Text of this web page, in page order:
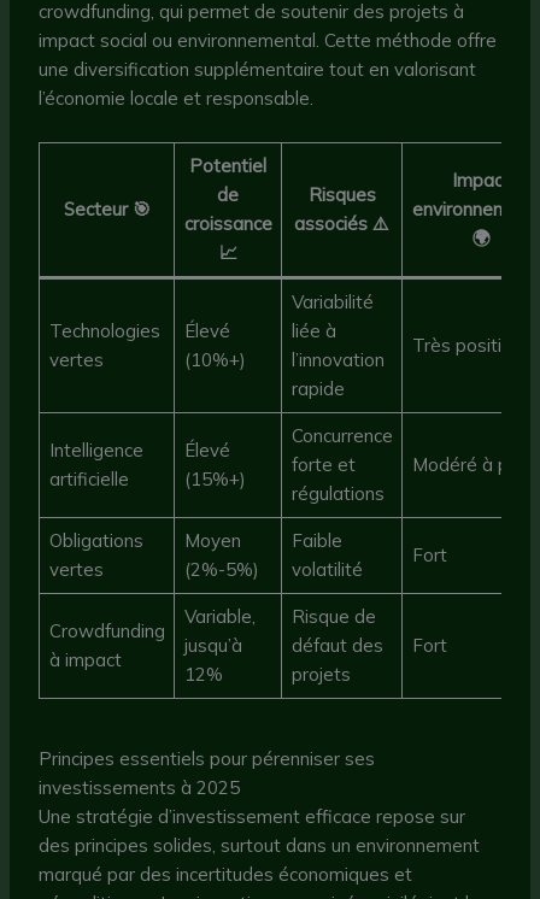
crowdfunding, qui permet de soutenir des projets à
impact social ou environnemental. Cette méthode offre
une diversification supplémentaire tout en valorisant
l’économie locale et responsable.
Secteur 🎯
Potentiel
de
croissance
📈
Risques
associés ⚠️
Impact
🌍
Technologies
vertes
Élevé
(10%+)
Variabilité
liée à
l’innovation
rapide
Très positif
Intelligence
artificielle
Élevé
(15%+)
Concurrence
forte et
régulations
Modéré à
Obligations
vertes
Moyen
(2%-5%)
Faible
volatilité
Fort
Crowdfunding
à impact
Variable,
jusqu’à
12%
Risque de
défaut des
projets
Fort
Principes essentiels pour pérenniser ses
investissements à 2025
Une stratégie d’investissement efficace repose sur
des principes solides, surtout dans un environnement
marqué par des incertitudes économiques et